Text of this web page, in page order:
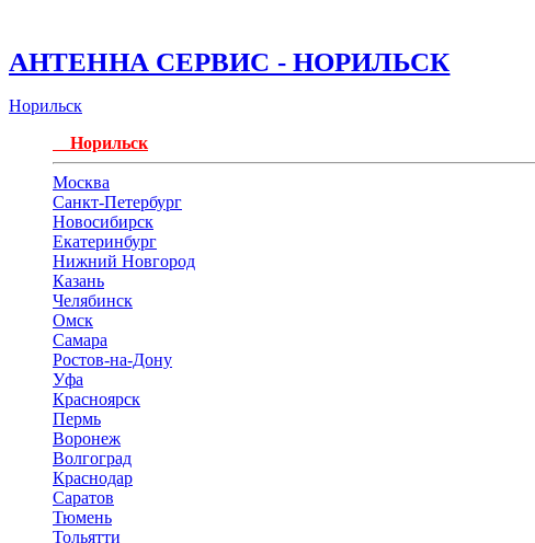
АНТЕННА СЕРВИС - НОРИЛЬСК
Норильск
Норильск
Москва
Санкт-Петербург
Новосибирск
Екатеринбург
Нижний Новгород
Казань
Челябинск
Омск
Самара
Ростов-на-Дону
Уфа
Красноярск
Пермь
Воронеж
Волгоград
Краснодар
Саратов
Тюмень
Тольятти